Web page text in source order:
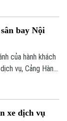
bay chờ, điều
bay Nội
của hành khách
vụ, Cảng Hàng
ngay tại nhà ga.
xe dịch vụ